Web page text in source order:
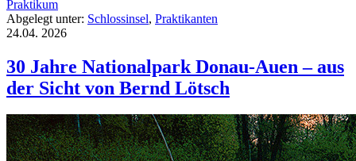
Praktikum
Abgelegt unter: Schlossinsel, Praktikanten
24.04. 2026
30 Jahre Nationalpark Donau-Auen – aus
der Sicht von Bernd Lötsch